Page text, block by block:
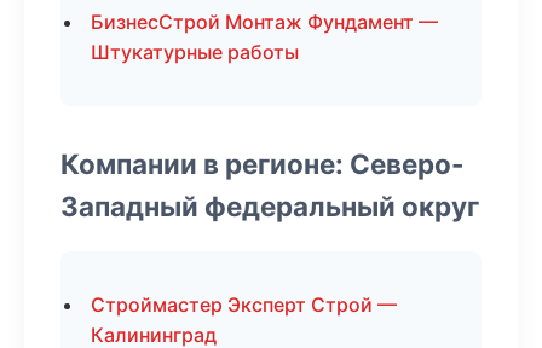
БизнесСтрой Монтаж Фундамент —
Штукатурные работы
Компании в регионе: Северо-
Западный федеральный округ
Строймастер Эксперт Строй —
Калининград